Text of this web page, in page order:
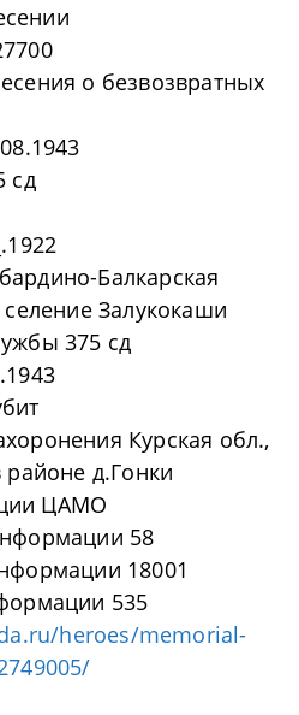
о безвозвратных
сд
Балкарская
Залукокаши
375 сд
Курская обл.,
районе д.Гонки
ЦАМО
58
18001
535
heroes/memorial-